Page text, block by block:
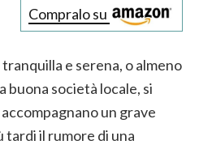
Compralo su
e serena, o almeno
buona società locale, si
un grave
tardi il rumore di una